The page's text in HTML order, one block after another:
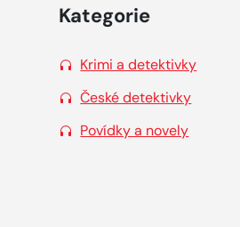
Kategorie
Krimi a detektivky
České detektivky
Povídky a novely